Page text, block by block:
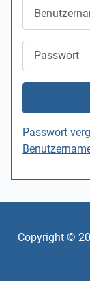
Passwort
Passwort
Copyright ©